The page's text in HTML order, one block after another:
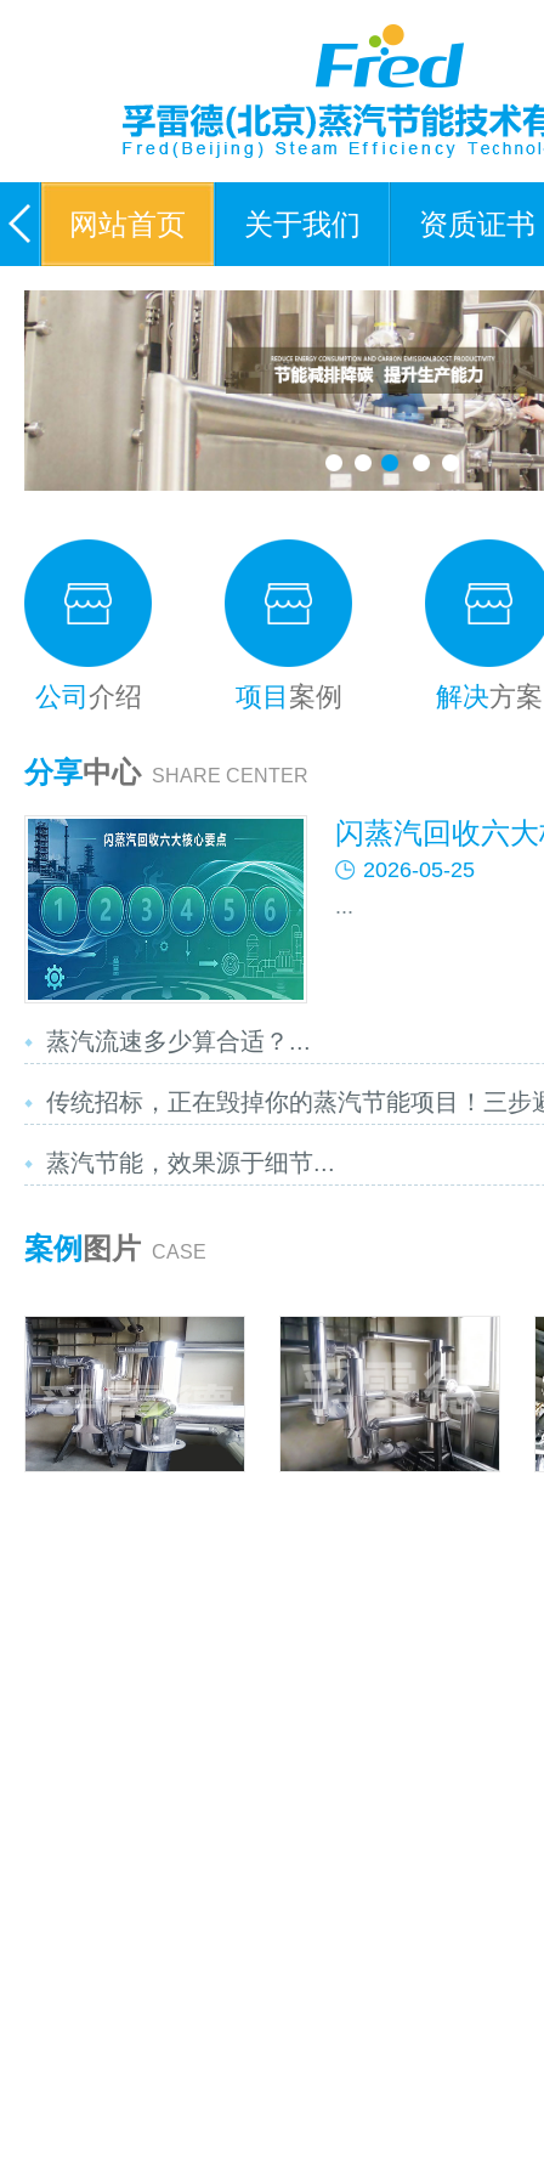
网站首页 关于我们 资质证书
公司 介绍 项目 案例 解决方案
分享中心 SHARE CENTER
闪蒸汽回收六
2026-05-25
...
蒸汽流速多少算合适？...
传统招标，正在毁掉你的蒸汽节能项目！三步
蒸汽节能，效果源于细节...
案例 图片 CASE